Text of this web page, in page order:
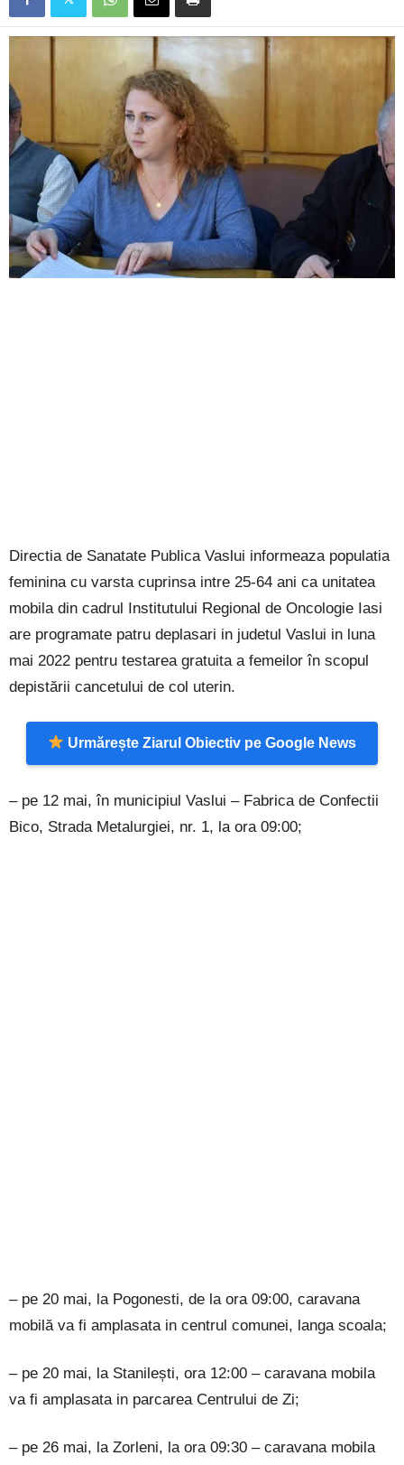
Directia de Sanatate Publica Vaslui informeaza populatia
feminina cu varsta cuprinsa intre 25-64 ani ca unitatea
mobila din cadrul Institutului Regional de Oncologie Iasi
are programate patru deplasari in judetul Vaslui in luna
mai 2022 pentru testarea gratuita a femeilor în scopul
depistării cancetului de col uterin.
Urmărește Ziarul Obiectiv pe Google News
– pe 12 mai, în municipiul Vaslui – Fabrica de Confectii
Bico, Strada Metalurgiei, nr. 1, la ora 09:00;
– pe 20 mai, la Pogonesti, de la ora 09:00, caravana
mobilă va fi amplasata in centrul comunei, langa scoala;
– pe 20 mai, la Stanilești, ora 12:00 – caravana mobila
va fi amplasata in parcarea Centrului de Zi;
– pe 26 mai, la Zorleni, la ora 09:30 – caravana mobila